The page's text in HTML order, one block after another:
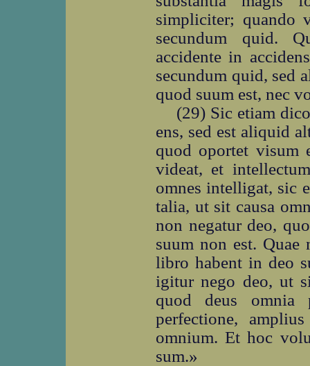
simpliciter; quando
secundum quid.
accidente in
secundum quid, sed
quod suum est, nec
(29) Sic etiam
ens, sed est aliquid
quod oportet visum
videat, et
omnes intelligat, sic
talia, ut sit causa
non negatur deo,
suum non est. Quae
libro habent in deo
igitur nego deo, ut
quod deus omnia
perfectione,
omnium. Et hoc
sum.»